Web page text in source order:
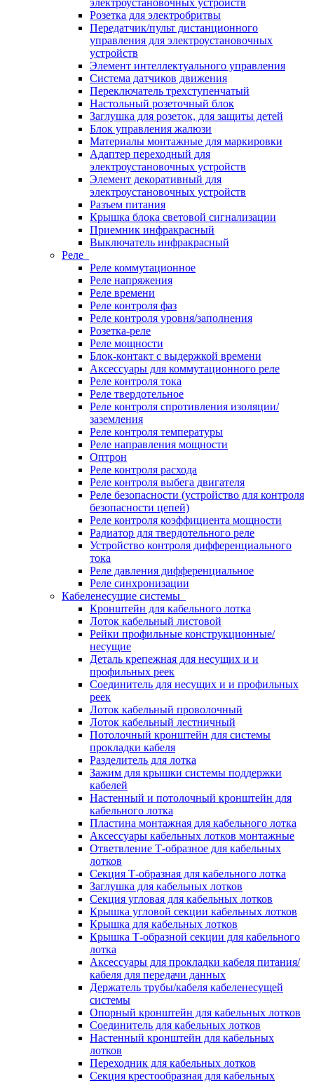
электроустановочных устройств
Розетка для электробритвы
Передатчик/пульт дистанционного
управления для электроустановочных
устройств
Элемент интеллектуального управления
Система датчиков движения
Переключатель трехступенчатый
Настольный розеточный блок
Заглушка для розеток, для защиты детей
Блок управления жалюзи
Материалы монтажные для маркировки
Адаптер переходный для
электроустановочных устройств
Элемент декоративный для
электроустановочных устройств
Разъем питания
Крышка блока световой сигнализации
Приемник инфракрасный
Выключатель инфракрасный
Реле
Реле коммутационное
Реле напряжения
Реле времени
Реле контроля фаз
Реле контроля уровня/заполнения
Розетка-реле
Реле мощности
Блок-контакт с выдержкой времени
Аксессуары для коммутационного реле
Реле контроля тока
Реле твердотельное
Реле контроля спротивления изоляции/
заземления
Реле контроля температуры
Реле направления мощности
Оптрон
Реле контроля расхода
Реле контроля выбега двигателя
Реле безопасности (устройство для контроля
безопасности цепей)
Реле контроля коэффициента мощности
Радиатор для твердотельного реле
Устройство контроля дифференциального
тока
Реле давления дифференциальное
Реле синхронизации
Кабеленесущие системы
Кронштейн для кабельного лотка
Лоток кабельный листовой
Рейки профильные конструкционные/
несущие
Деталь крепежная для несущих и и
профильных реек
Соединитель для несущих и и профильных
реек
Лоток кабельный проволочный
Лоток кабельный лестничный
Потолочный кронштейн для системы
прокладки кабеля
Разделитель для лотка
Зажим для крышки системы поддержки
кабелей
Настенный и потолочный кронштейн для
кабельного лотка
Пластина монтажная для кабельного лотка
Аксессуары кабельных лотков монтажные
Ответвление Т-образное для кабельных
лотков
Секция Т-образная для кабельного лотка
Заглушка для кабельных лотков
Секция угловая для кабельных лотков
Крышка угловой секции кабельных лотков
Крышка для кабельных лотков
Крышка Т-образной секции для кабельного
лотка
Аксессуары для прокладки кабеля питания/
кабеля для передачи данных
Держатель трубы/кабеля кабеленесущей
системы
Опорный кронштейн для кабельных лотков
Соединитель для кабельных лотков
Настенный кронштейн для кабельных
лотков
Переходник для кабельных лотков
Секция крестообразная для кабельных